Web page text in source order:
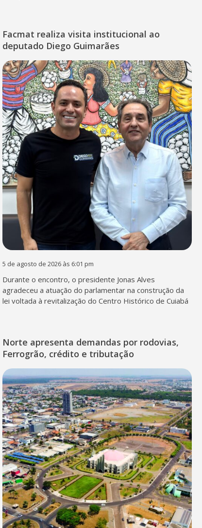
Facmat realiza visita institucional ao
deputado Diego Guimarães
5 de agosto de 2026 às 6:01 pm
Durante o encontro, o presidente Jonas Alves
agradeceu a atuação do parlamentar na construção da
lei voltada à revitalização do Centro Histórico de Cuiabá
Norte apresenta demandas por rodovias,
Ferrogrão, crédito e tributação